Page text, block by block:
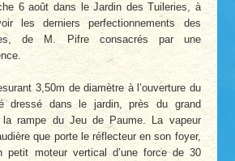
6 août dans le Jardin des Tuileries, à
les derniers perfectionnements des
de M. Pifre consacrés par une
3,50m de diamètre à l’ouverture du
dressé dans le jardin, près du grand
rampe du Jeu de Paume. La vapeur
que porte le réflecteur en son foyer,
petit moteur vertical d’une force de 30